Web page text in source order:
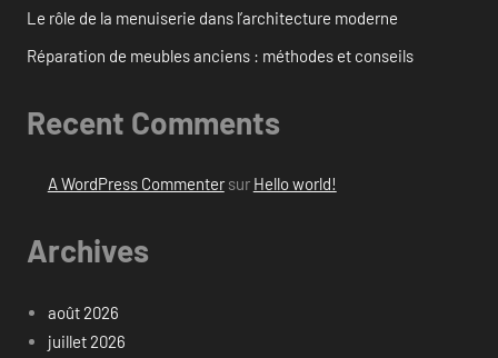
Le rôle de la menuiserie dans l’architecture moderne
Réparation de meubles anciens : méthodes et conseils
Recent Comments
A WordPress Commentersur Hello world!
Archives
août 2026
juillet 2026